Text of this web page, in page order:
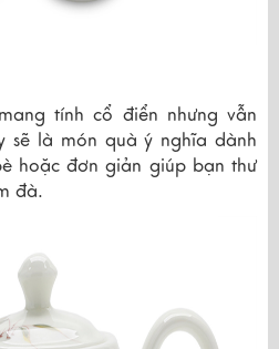
tính cổ điển nhưng vẫn
sẽ là món quà ý nghĩa dành
hoặc đơn giản giúp bạn thư
đà.